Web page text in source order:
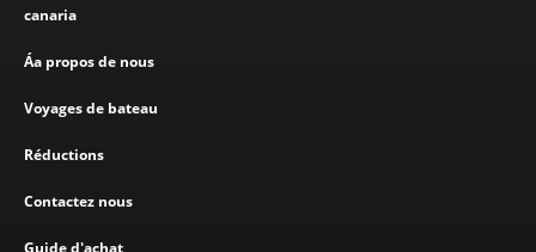
canaria
Áa propos de nous
Voyages de bateau
Réductions
Contactez nous
Guide d'achat